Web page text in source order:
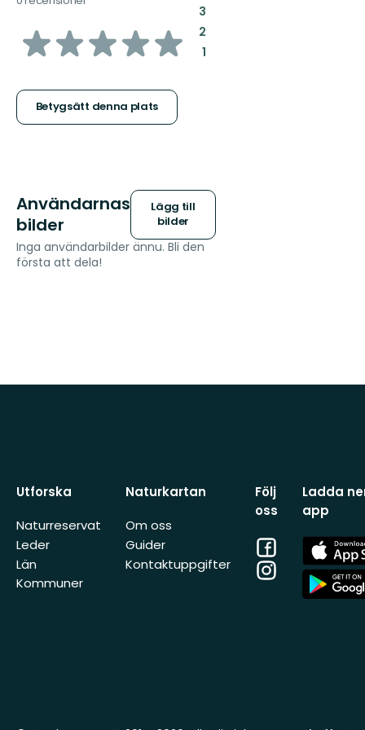
av
stjärnor
Betygsätt denna plats
3:
2:
1:
Användarnas
bilder
Lägg till
bilder
Inga användarbilder ännu. Bli den
första att dela!
Utforska
Naturreservat
Leder
Län
Kommuner
Naturkartan
Om oss
Guider
Kontaktuppgifter
Följ
oss
Facebook
Instagram
Ladda
app
App
Store
App
Store